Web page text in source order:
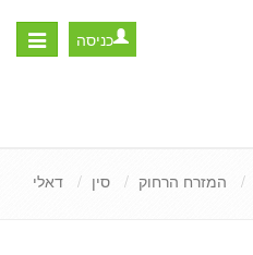
Toggle
כניסה
המזרח הרחוק סין דאלי